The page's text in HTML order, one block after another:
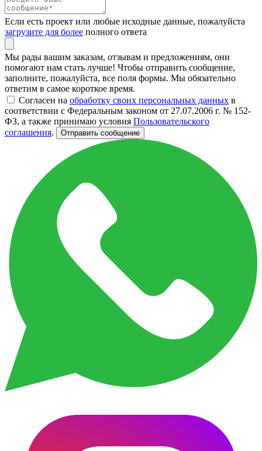
Если есть проект или любые исходные данные, пожалуйста
загрузите для более полного ответа
Мы рады вашим заказам, отзывам и предложениям, они
помогают нам стать лучше! Чтобы отправить сообщение,
заполните, пожалуйста, все поля формы. Мы обязательно
ответим в самое короткое время.
Согласен на обработку своих персональных данных в
соответствии с Федеральным законом от 27.07.2006 г. № 152-
ФЗ, а также принимаю условия Пользовательского
соглашения. Отправить сообщение